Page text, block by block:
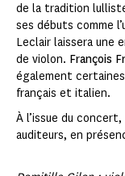
de la tradition
ses débuts comme
Leclair laissera une
de violon. François
également
français et italien.
À l’issue du
auditeurs, en